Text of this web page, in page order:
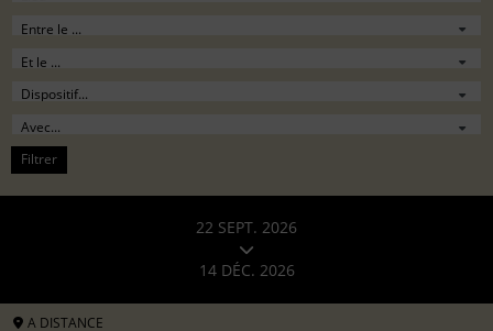
Filtrer
22 SEPT. 2026
14 DÉC. 2026
A DISTANCE